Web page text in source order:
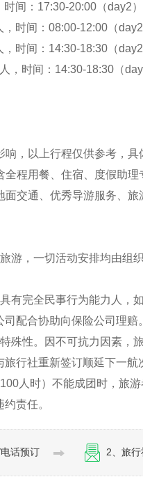
间：17:30-20:00（day2）
时间：08:00-12:00（
时间：14:30-18:30（
，时间：14:30-18:30（
响，以上行程仅供参考，
全程用餐、住宿、度假助
面交通、优秀导游服务、
游，一切活动安排均由组
有完全民事行为能力人，
司配合协助向保险公司理赔
殊性。因不可抗力因素，
旅行社重新签订顺延下一
人时）不能成团时，旅
责任。
话预订 2、旅